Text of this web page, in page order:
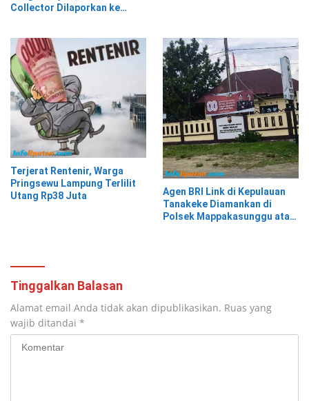
Collector Dilaporkan ke
Terjerat Rentenir, Warga
Pringsewu Lampung Terlilit
Utang Rp38 Juta
Agen BRI Link di Kepulauan
Tanakeke Diamankan di
Polsek Mappakasunggu atas
Tinggalkan Balasan
Alamat email Anda tidak akan dipublikasikan. Ruas yang
wajib ditandai *